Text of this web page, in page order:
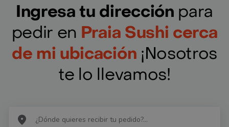
Ingresa tu dirección para
pedir en Praia Sushi cerca
de mi ubicación ¡Nosotros
te lo llevamos!